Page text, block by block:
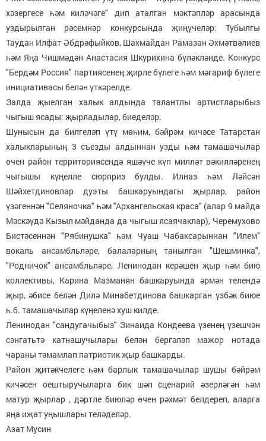
хәзергесе һәм киләчәге" дип аталган мәктәпләр арасында
уздырылган рәсемнәр конкурсында җиңүчеләр: Тубылгы
Таудан Илфат Әбдрәфыйков, Шахмайдан Рамазан Әхмәтвәлиев
һәм Яңа Чишмәдән Анастасия Шкурихина бүләкләнде. Конкурс
"Бердәм Россия" партиясенең җирле бүлеге һәм мәгариф бүлеге
инициативасы белән үткәрелде.
Залда җыелган халык алдында талантлы артистларыбыз
чыгыш ясады: җырладылар, биеделәр.
Шунысын да билгеләп үтү мөһим, бәйрәм кичәсе Татарстан
халыкларының 3 съезды алдыннан узды һәм тамашачылар
өчен район территориясендә яшәүче күп милләт вәкилләренең
чыгышы күңелле сюрприз булды. Илназ һәм Ләйсән
Шәйхетдиновлар дуэты башкаруындагы җырлар, район
үзәгеннән "Селяночка" һәм "Архангельская краса" (алар 9 майда
Мәскәүдә Кызыл мәйданда да чыгыш ясаячаклар), Черемухово
Бистәсеннән "Рябинушка" һәм Чуаш Чабаксарыннан "Илем"
вокаль ансамбльләре, балаларның танылган "Шешминка",
"Родничок" ансамбльләре, Ленинодан керәшен җыр һәм бию
коллективы, Карина Мазманян башкаруында әрмән телендә
җыр, әбисе белән Дилә Минабетдинова башкарган үзбәк биюе
һ.б. тамашачылар күңеленә хуш килде.
Ленинодан "сандугачыбыз" Зинаида Кондеева үзенең үзешчән
сәнгатьтә катнашучылары белән бергәләп мажор нотада
чараны тәмамлап патриотик җыр башкарды.
Район җитәкчелеге һәм барлык тамашачылар шушы бәйрәм
кичәсен оештыручыларга бик шәп сценарий әзерләгән һәм
матур җырлар , дәртле биюләр өчен рәхмәт белдереп, аларга
яңа иҗат уңышлары теләделәр.
Азат Мусин